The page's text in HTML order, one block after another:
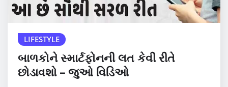
LIFESTYLE
બાળકોને સ્માર્ટફોનની લત કેવી રીતે
છોડાવશો – જુઓ વિડિઓ